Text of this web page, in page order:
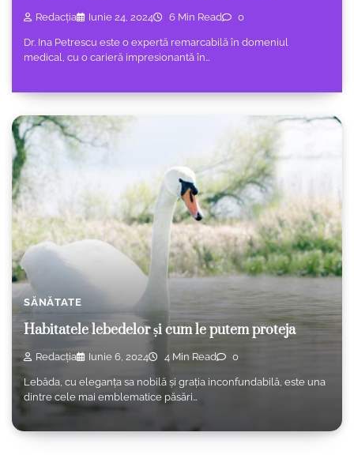
Redacția Iunie 24, 2024 6 Min Read 0
Dr. Ina Petrescu este o expertă remarcabilă în domeniul
medical, cu o carieră impresionantă în…
SĂNĂTATE
Habitatele lebedelor și cum le putem proteja
Redacția Iunie 6, 2024 4 Min Read 0
Lebăda, cu eleganța sa nobilă și grația inconfundabilă, este una
dintre cele mai emblematice păsări…